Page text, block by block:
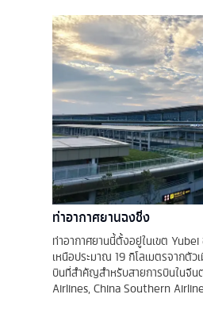
ท่าอากาศยานฉงชิ่ง
ท่าอากาศยานนี้ตั้งอยู่ในเขต
เหนือประมาณ 19 กิโลเมตรจากตั
บินที่สำคัญสำหรับสายการบินในจี
Airlines, China Southern